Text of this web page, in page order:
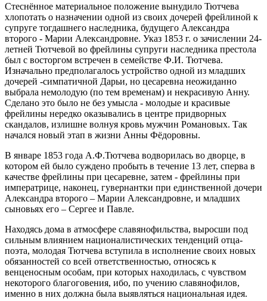
Стеснённое материальное положение вынудило Тютчева
хлопотать о назначении одной из своих дочерей фрейлиной к
супруге тогдашнего наследника, будущего Александра
второго - Марии Александровне. Указ 1853 г. о зачислении 24-
летней Тютчевой во фрейлины супруги наследника престола
был с восторгом встречен в семействе Ф.И. Тютчева.
Изначально предполагалось устройство одной из младших
дочерей -симпатичной Дарьи, но цесаревна неожиданно
выбрала немолодую (по тем временам) и некрасивую Анну.
Сделано это было не без умысла - молодые и красивые
фрейлины нередко оказывались в центре придворных
скандалов, излишне волнуя кровь мужчин Романовых. Так
начался новый этап в жизни Анны Фёдоровны.
В январе 1853 года А.Ф.Тютчева водворилась во дворце, в
котором ей было суждено пробыть в течение 13 лет, сперва в
качестве фрейлины при цесаревне, затем - фрейлины при
императрице, наконец, гувернантки при единственной дочери
Александра второго – Марии Александровне, и младших
сыновьях его – Сергее и Павле.
Находясь дома в атмосфере славянофильства, выросши под
сильным влиянием националистических тенденций отца-
поэта, молодая Тютчева вступила в исполнение своих новых
обязанностей со всей ответственностью, относясь к
венценосным особам, при которых находилась, с чувством
некоторого благоговения, ибо, по учению славянофилов,
именно в них должна была выявляться национальная идея.